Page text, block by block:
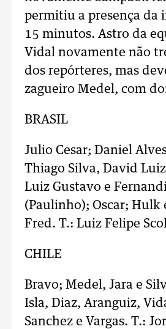
permitiu a presença da
15 minutos. Astro da
Vidal novamente não
dos repórteres, mas
zagueiro Medel, com
BRASIL
Julio Cesar; Daniel
Thiago Silva, David
Luiz Gustavo e
(Paulinho); Oscar; Hulk
Fred. T.: Luiz Felipe
CHILE
Bravo; Medel, Jara e
Isla, Diaz, Aranguiz,
Sanchez e Vargas. T.: